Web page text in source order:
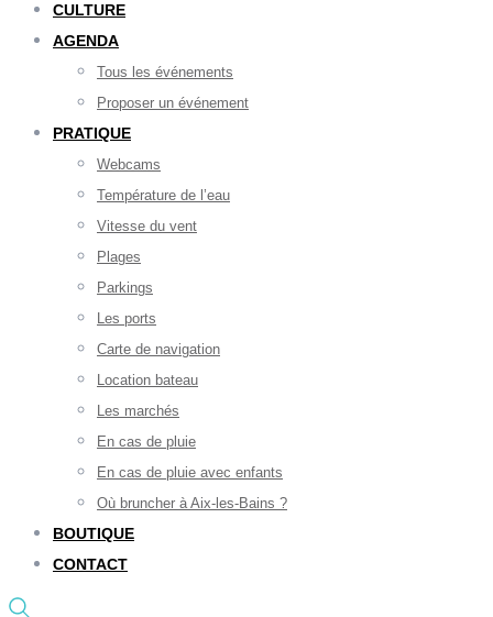
CULTURE
AGENDA
Tous les événements
Proposer un événement
PRATIQUE
Webcams
Température de l’eau
Vitesse du vent
Plages
Parkings
Les ports
Carte de navigation
Location bateau
Les marchés
En cas de pluie
En cas de pluie avec enfants
Où bruncher à Aix-les-Bains ?
BOUTIQUE
CONTACT